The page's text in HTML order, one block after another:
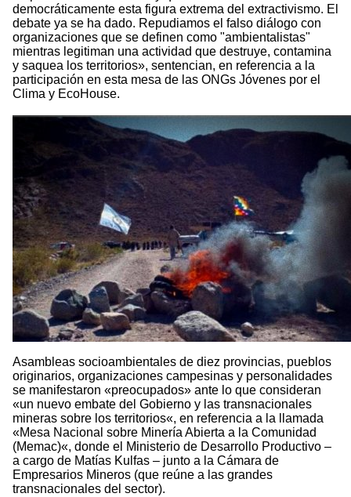
democráticamente esta figura extrema del extractivismo. El
debate ya se ha dado. Repudiamos el falso diálogo con
organizaciones que se definen como "ambientalistas"
mientras legitiman una actividad que destruye, contamina
y saquea los territorios», sentencian, en referencia a la
participación en esta mesa de las ONGs Jóvenes por el
Clima y EcoHouse.
Asambleas socioambientales de diez provincias, pueblos
originarios, organizaciones campesinas y personalidades
se manifestaron «preocupados» ante lo que consideran
«un nuevo embate del Gobierno y las transnacionales
mineras sobre los territorios«, en referencia a la llamada
«Mesa Nacional sobre Minería Abierta a la Comunidad
(Memac)«, donde el Ministerio de Desarrollo Productivo –
a cargo de Matías Kulfas – junto a la Cámara de
Empresarios Mineros (que reúne a las grandes
transnacionales del sector).